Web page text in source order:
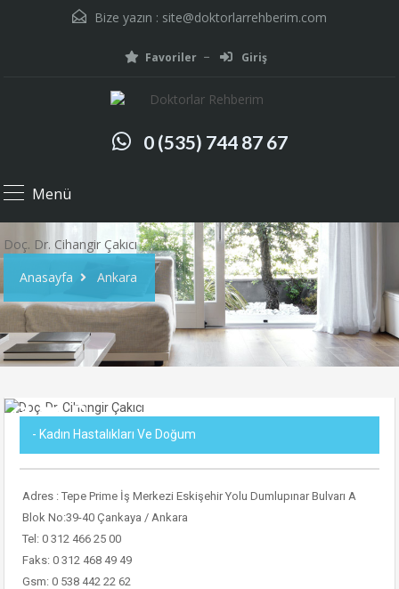
Bize yazın : site@doktorlarrehberim.com
Favoriler Giriş
0 (535) 744 87 67
Menü
Doç. Dr. Cihangir Çakıcı
Anasayfa
Ankara
- Kadın Hastalıkları Ve Doğum
Adres : Tepe Prime İş Merkezi Eskişehir Yolu Dumlupınar Bulvarı A
Blok No:39-40 Çankaya / Ankara
Tel: 0 312 466 25 00
Faks: 0 312 468 49 49
Gsm: 0 538 442 22 62